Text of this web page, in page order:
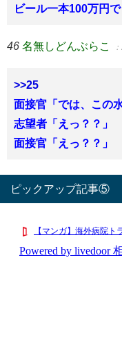
ビール一本100万円
46 名無しどんぶらこ
>>25
面接官「では、この
志望者「えっ？？」
面接官「えっ？？」
ピックアップ記事⑤